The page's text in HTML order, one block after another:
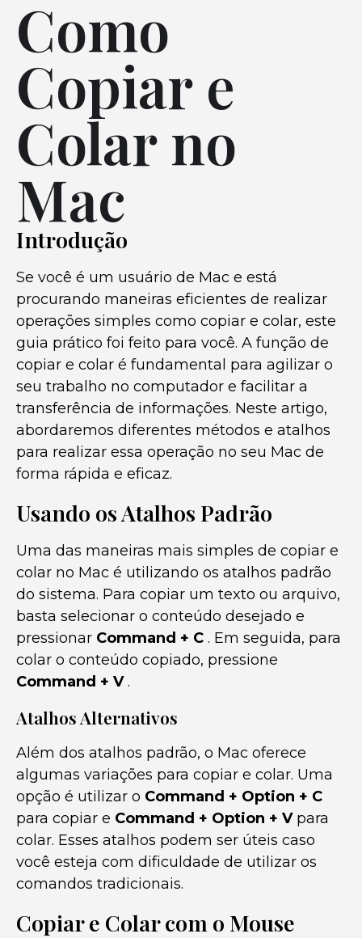
Como
Copiar e
Colar no
Mac
Introdução
Se você é um usuário de Mac e está
procurando maneiras eficientes de realizar
operações simples como copiar e colar, este
guia prático foi feito para você. A função de
copiar e colar é fundamental para agilizar o
seu trabalho no computador e facilitar a
transferência de informações. Neste artigo,
abordaremos diferentes métodos e atalhos
para realizar essa operação no seu Mac de
forma rápida e eficaz.
Usando os Atalhos Padrão
Uma das maneiras mais simples de copiar e
colar no Mac é utilizando os atalhos padrão
do sistema. Para copiar um texto ou arquivo,
basta selecionar o conteúdo desejado e
pressionar Command + C . Em seguida, para
colar o conteúdo copiado, pressione
Command + V.
Atalhos Alternativos
Além dos atalhos padrão, o Mac oferece
algumas variações para copiar e colar. Uma
opção é utilizar o Command + Option + C
para copiar e Command + Option + Vpara
colar. Esses atalhos podem ser úteis caso
você esteja com dificuldade de utilizar os
comandos tradicionais.
Copiar e Colar com o Mouse